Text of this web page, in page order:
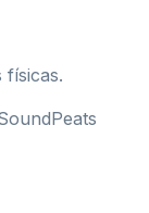
físicas.